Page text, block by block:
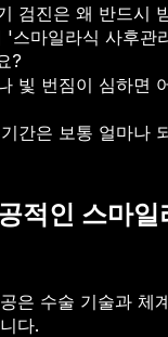
검진은 왜 반드시
'스마일라식 사후관
?
빛 번짐이 심하면
간은 보통 얼마나
적인 스마일
은 수술 기술과 체
다.